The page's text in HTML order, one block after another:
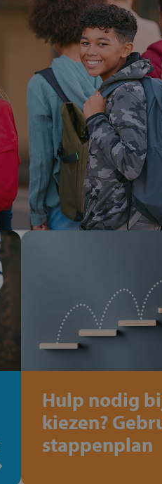
Hulp nodig
kiezen?
stappenplan